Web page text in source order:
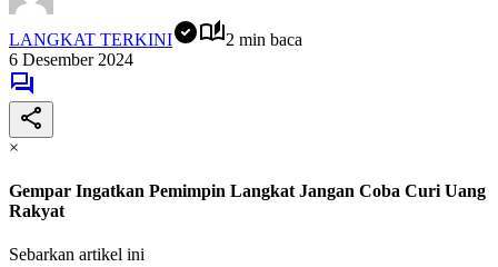
LANGKAT TERKINI
2 min baca
6 Desember 2024
×
Gempar Ingatkan Pemimpin Langkat Jangan Coba Curi Uang
Rakyat
Sebarkan artikel ini